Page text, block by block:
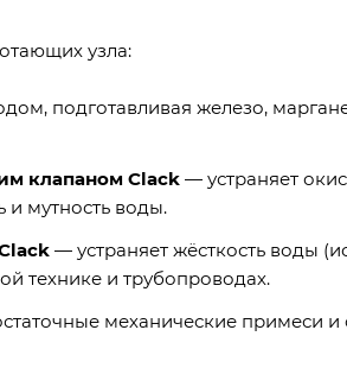
узла:
подготавливая железо,
клапаном Clack — устраняет
и мутность воды.
— устраняет жёсткость воды
технике и трубопроводах.
механические примеси и